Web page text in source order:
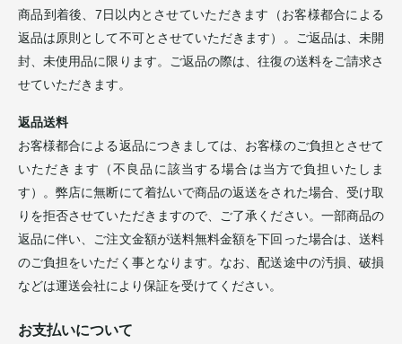
商品到着後、7日以内とさせていただきます（お客様都合による
返品は原則として不可とさせていただきます）。ご返品は、未開
封、未使用品に限ります。ご返品の際は、往復の送料をご請求さ
せていただきます。
返品送料
お客様都合による返品につきましては、お客様のご負担とさせて
いただきます（不良品に該当する場合は当方で負担いたしま
す）。弊店に無断にて着払いで商品の返送をされた場合、受け取
りを拒否させていただきますので、ご了承ください。一部商品の
返品に伴い、ご注文金額が送料無料金額を下回った場合は、送料
のご負担をいただく事となります。なお、配送途中の汚損、破損
などは運送会社により保証を受けてください。
お支払いについて